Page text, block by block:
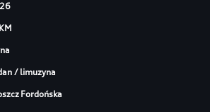
/ limuzyna
Fordońska